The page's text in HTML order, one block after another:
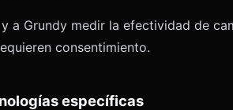
a Grundy medir la efectividad de
consentimiento.
específicas